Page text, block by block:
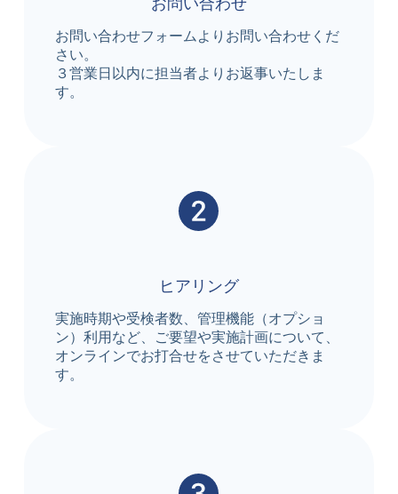
お問い合わせフォームよりお問い合わせくだ
さい。
３営業日以内に担当者よりお返事いたしま
す。
ヒアリング
実施時期や受検者数、管理機能（オプショ
ン）利用など、ご要望や実施計画について、
オンラインでお打合せをさせていただきま
す。